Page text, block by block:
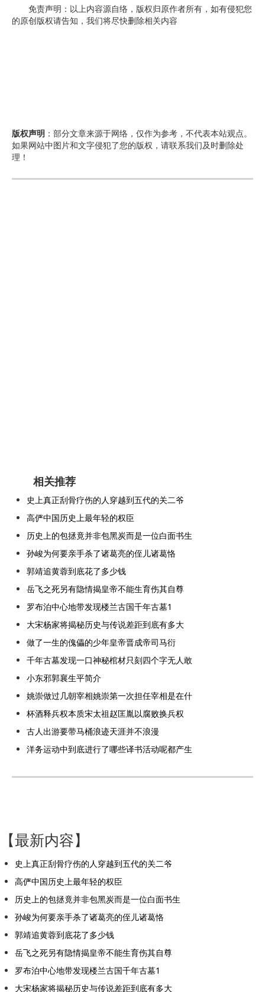
免责声明：以上内容源自络，版权归原作者所有，如有侵犯您
的原创版权请告知，我们将尽快删除相关内容
版权声明 ：部分文章来源于网络，仅作为参考，不代表本站观点。
如果网站中图片和文字侵犯了您的版权，请联系我们及时删除处
理！
相关推荐
史上真正刮骨疗伤的人穿越到五代的关二爷
高俨中国历史上最年轻的权臣
历史上的包拯竟并非包黑炭而是一位白面书生
孙峻为何要亲手杀了诸葛亮的侄儿诸葛恪
郭靖追黄蓉到底花了多少钱
岳飞之死另有隐情揭皇帝不能生育伤其自尊
罗布泊中心地带发现楼兰古国千年古墓1
大宋杨家将揭秘历史与传说差距到底有多大
做了一生的傀儡的少年皇帝晋成帝司马衍
千年古墓发现一口神秘棺材只刻四个字无人敢
小东邪郭襄生平简介
姚崇做过几朝宰相姚崇第一次担任宰相是在什
杯酒释兵权本质宋太祖赵匡胤以腐败换兵权
古人出游要带马桶浪迹天涯并不浪漫
洋务运动中到底进行了哪些译书活动呢都产生
【最新内容】
史上真正刮骨疗伤的人穿越到五代的关二爷
高俨中国历史上最年轻的权臣
历史上的包拯竟并非包黑炭而是一位白面书生
孙峻为何要亲手杀了诸葛亮的侄儿诸葛恪
郭靖追黄蓉到底花了多少钱
岳飞之死另有隐情揭皇帝不能生育伤其自尊
罗布泊中心地带发现楼兰古国千年古墓1
大宋杨家将揭秘历史与传说差距到底有多大